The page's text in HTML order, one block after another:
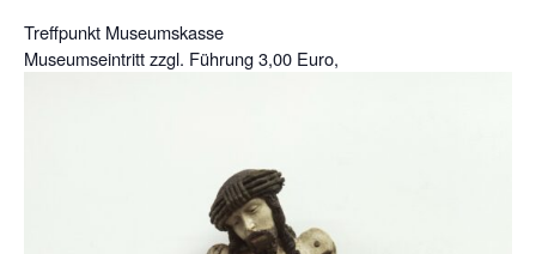
Treffpunkt Museumskasse
Museumseintritt zzgl. Führung 3,00 Euro,